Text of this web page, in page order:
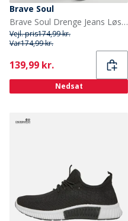
Brave Soul
Brave Soul Drenge Jeans Løs Pasform Koksgrå
Vejl. pris174,99 kr.
Var174,99 kr.
Current
139,99 kr.
Nedsat